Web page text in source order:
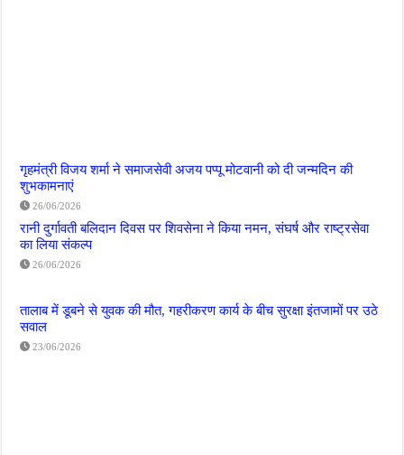
गृहमंत्री विजय शर्मा ने समाजसेवी अजय पप्पू मोटवानी को दी जन्मदिन की
शुभकामनाएं
26/06/2026
रानी दुर्गावती बलिदान दिवस पर शिवसेना ने किया नमन, संघर्ष और राष्ट्रसेवा
का लिया संकल्प
26/06/2026
तालाब में डूबने से युवक की मौत, गहरीकरण कार्य के बीच सुरक्षा इंतजामों पर उठे
सवाल
23/06/2026